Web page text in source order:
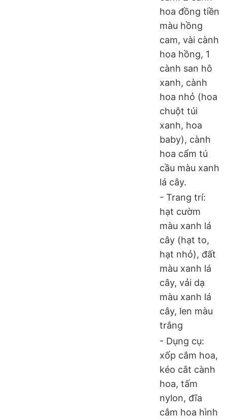
hoa đồng tiền
màu hồng
cam, vài cành
hoa hồng, 1
cành san hô
xanh, cành
hoa nhỏ (hoa
chuột túi
xanh, hoa
baby), cành
hoa cẩm tú
cầu màu xanh
lá cây.
- Trang trí:
hạt cườm
màu xanh lá
cây (hạt to,
hạt nhỏ), đất
màu xanh lá
cây, vải dạ
màu xanh lá
cây, len màu
trắng
- Dụng cụ:
xốp cắm hoa,
kéo cắt cành
hoa, tấm
nylon, đĩa
cắm hoa hình